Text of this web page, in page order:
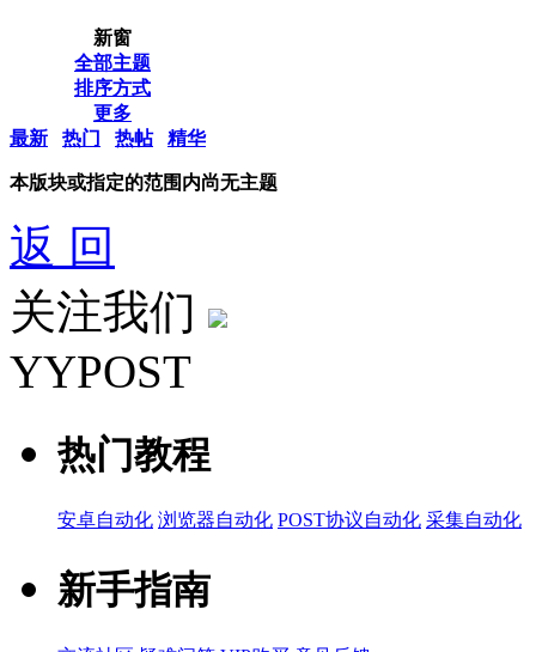
新窗
全部主题
排序方式
更多
最新
热门 热帖 精华
本版块或指定的范围内尚无主题
返 回
关注我们
YYPOST
热门教程
安卓自动化 浏览器自动化 POST协议自动化 采集自动化
新手指南